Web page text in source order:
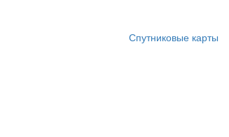
Спутниковые карты